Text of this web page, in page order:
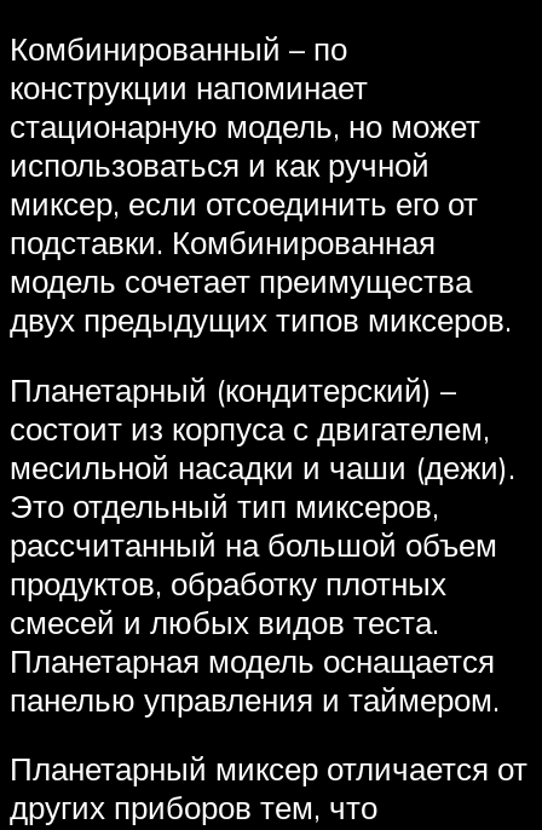
Комбинированный – по
конструкции напоминает
стационарную модель, но может
использоваться и как ручной
миксер, если отсоединить его от
подставки. Комбинированная
модель сочетает преимущества
двух предыдущих типов миксеров.
Планетарный (кондитерский) –
состоит из корпуса с двигателем,
месильной насадки и чаши (дежи).
Это отдельный тип миксеров,
рассчитанный на большой объем
продуктов, обработку плотных
смесей и любых видов теста.
Планетарная модель оснащается
панелью управления и таймером.
Планетарный миксер отличается от
других приборов тем, что